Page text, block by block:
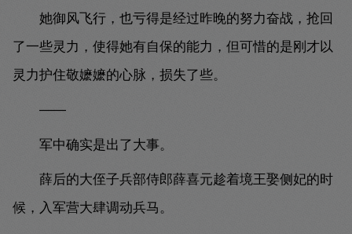
她御风飞行，也亏得是经过昨晚的努力奋战，抢回
了一些灵力，使得她有自保的能力，但可惜的是刚才以
灵力护住敬嬷嬷的心脉，损失了些。
——
军中确实是出了大事。
薛后的大侄子兵部侍郎薛喜元趁着境王娶侧妃的时
候，入军营大肆调动兵马。